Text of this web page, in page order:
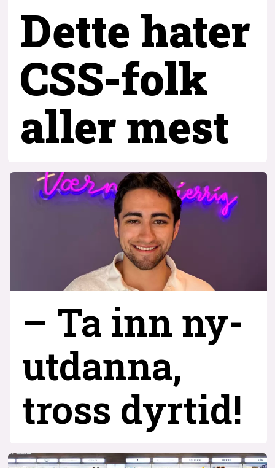
Dette hater
CSS-folk
aller mest
– Ta inn ny­
utdanna,
tross dyrtid!